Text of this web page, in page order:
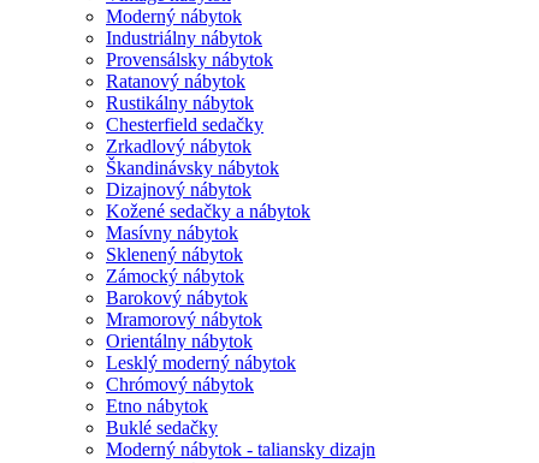
Moderný nábytok
Industriálny nábytok
Provensálsky nábytok
Ratanový nábytok
Rustikálny nábytok
Chesterfield sedačky
Zrkadlový nábytok
Škandinávsky nábytok
Dizajnový nábytok
Kožené sedačky a nábytok
Masívny nábytok
Sklenený nábytok
Zámocký nábytok
Barokový nábytok
Mramorový nábytok
Orientálny nábytok
Lesklý moderný nábytok
Chrómový nábytok
Etno nábytok
Buklé sedačky
Moderný nábytok - taliansky dizajn